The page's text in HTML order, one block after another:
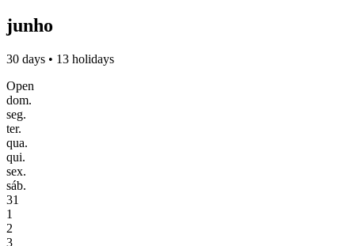
junho
30 days • 13 holidays
Open
dom.
seg.
ter.
qua.
qui.
sex.
sáb.
31
1
2
3